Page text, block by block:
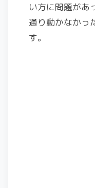
い方に問題があ
通り動かなかっ
す。